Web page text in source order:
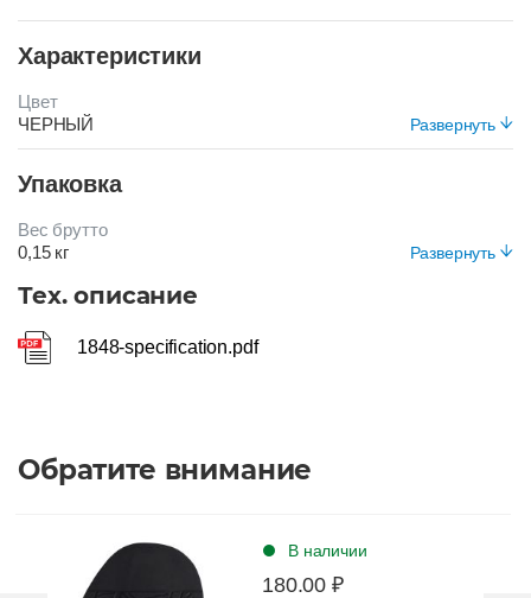
Характеристики
Развернуть
Цвет
ЧЕРНЫЙ
Упаковка
Развернуть
Вес брутто
0,15 кг
Вид упаковки
Короб
Тех. описание
1848-specification.pdf
Обратите внимание
В наличии
180.00 ₽